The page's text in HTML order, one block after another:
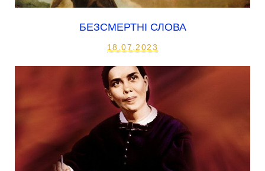
БЕЗСМЕРТНІ СЛОВА
18.07.2023